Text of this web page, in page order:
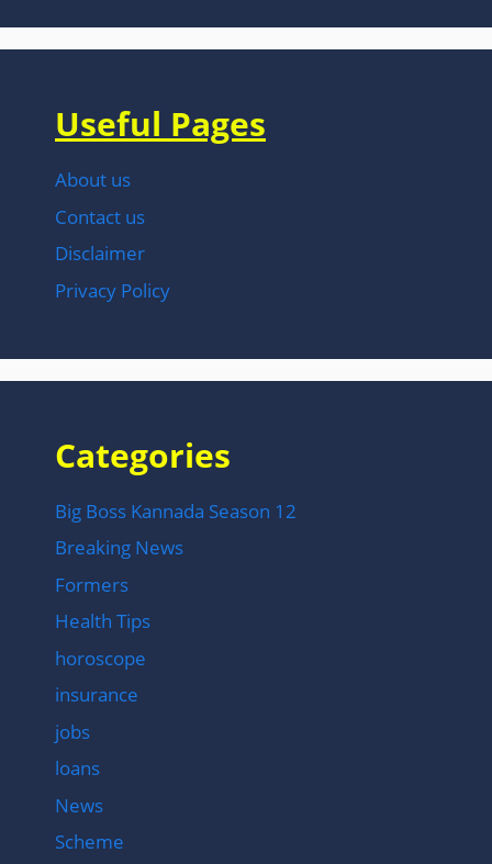
Useful Pages
About us
Contact us
Disclaimer
Privacy Policy
Categories
Big Boss Kannada Season 12
Breaking News
Formers
Health Tips
horoscope
insurance
jobs
loans
News
Scheme